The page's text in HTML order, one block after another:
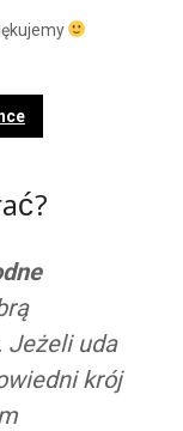
Jeżeli uda
krój